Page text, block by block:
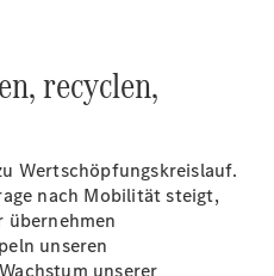
recyclen,
Wertschöpfungskreislauf.
nach Mobilität steigt,
übernehmen
unseren
unserer